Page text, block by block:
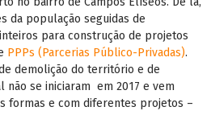
da população seguidas de
para construção de projetos
PPPs (Parcerias Público-Privadas).
demolição do território e de
não se iniciaram em 2017 e vem
formas e com diferentes projetos –